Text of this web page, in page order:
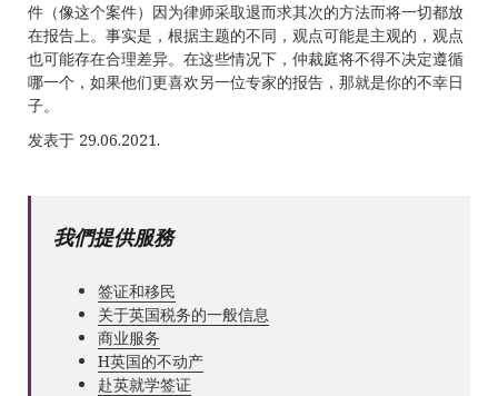
件（像这个案件）因为律师采取退而求其次的方法而将一切都放
在报告上。事实是，根据主题的不同，观点可能是主观的，观点
也可能存在合理差异。在这些情况下，仲裁庭将不得不决定遵循
哪一个，如果他们更喜欢另一位专家的报告，那就是你的不幸日
子。
发表于 29.06.2021.
我們提供服務
签证和移民
关于英国税务的一般信息
商业服务
Н英国的不动产
赴英就学签证